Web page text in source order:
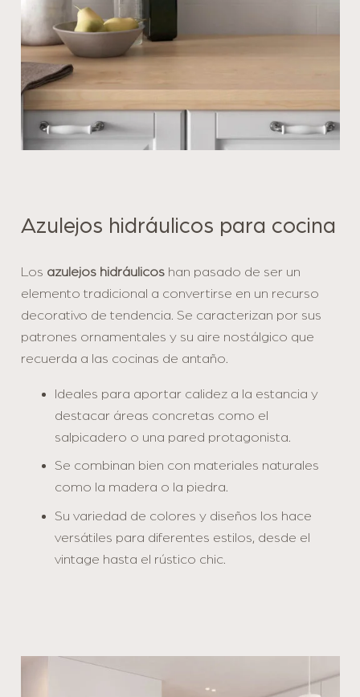
Azulejos hidráulicos para cocina
Los azulejos hidráulicoshan pasado de ser un
elemento tradicional a convertirse en un recurso
decorativo de tendencia. Se caracterizan por sus
patrones ornamentales y su aire nostálgico que
recuerda a las cocinas de antaño.
Ideales para aportar calidez a la estancia y
destacar áreas concretas como el
salpicadero o una pared protagonista.
Se combinan bien con materiales naturales
como la madera o la piedra.
Su variedad de colores y diseños los hace
versátiles para diferentes estilos, desde el
vintage hasta el rústico chic.